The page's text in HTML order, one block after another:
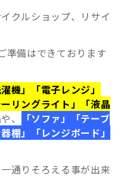
クルショップ、リサイ
準備はできております
機」「電子レンジ」
リングライト」「液晶
、
「ソファ」「テーブ
棚」「レンジボード」
通りそろえる事が出来